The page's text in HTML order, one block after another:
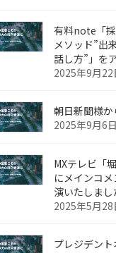
有料note「
メソッド”出
話し方”」を
2025年9月22
朝日新聞様
2025年9月6日
MXテレビ「
にメインコ
演いたしま
2025年5月28
プレジデン